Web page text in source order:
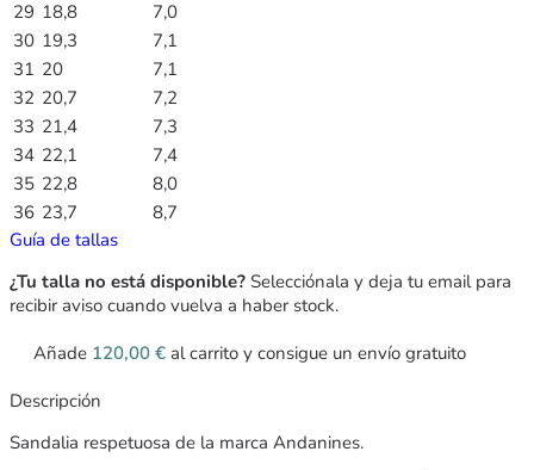
29 18,8
7,0
30 19,3
7,1
31 20
7,1
32 20,7
7,2
33 21,4
7,3
34 22,1
7,4
35 22,8
8,0
36 23,7
8,7
Guía de tallas
¿Tu talla no está disponible? Selecciónala y deja tu email para
recibir aviso cuando vuelva a haber stock.
Añade 120,00 € al carrito y consigue un envío gratuito
Descripción
Sandalia respetuosa de la marca Andanines.